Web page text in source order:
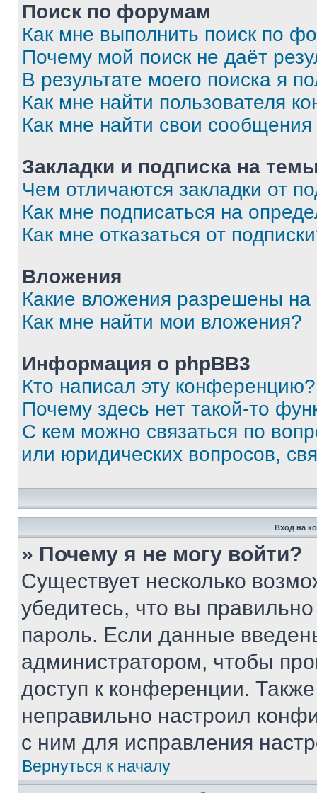
Поиск по форумам
Как мне выполнить поиск по
Почему мой поиск не даёт
В результате моего поиска я
Как мне найти пользователя
Как мне найти свои
Закладки и подписка на
Чем отличаются закладки от
Как мне подписаться на
Как мне отказаться от
Вложения
Какие вложения разрешены
Как мне найти мои вложения?
Информация о phpBB3
Кто написал эту конференцию?
Почему здесь нет такой-то
С кем можно связаться по
или юридических вопросов,
Вход на
» Почему я не могу войти?
Существует несколько
убедитесь, что вы
пароль. Если данные
администратором, чтобы
доступ к конференции.
неправильно настроил
с ним для исправления
Вернуться к началу